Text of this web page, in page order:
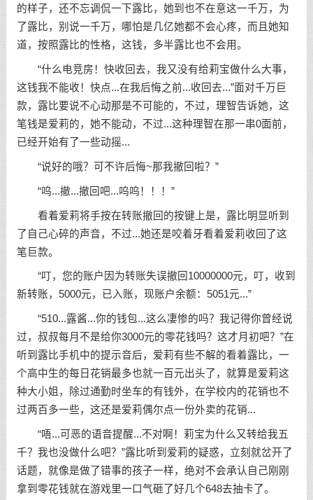
的样子，还不忘调侃一下露比，她到也不在意这一千万，为
了露比，别说一千万，哪怕是几亿她都不会心疼，而且她知
道，按照露比的性格，这钱，多半露比也不会用。
“什么电竞房！快收回去，我又没有给莉宝做什么大事，
这钱我不能收！快点...在我后悔之前...收回去...”面对千万巨
款，露比要说不心动那是不可能的，不过，理智告诉她，这
笔钱是爱莉的，她不能动，不过...这种理智在那一串0面前，
已经开始有了一些动摇...
“说好的哦？可不许后悔~那我撤回啦？”
“呜...撤...撤回吧...呜呜！！！”
看着爱莉将手按在转账撤回的按键上是，露比明显听到
了自己心碎的声音，不过...她还是咬着牙看着爱莉收回了这
笔巨款。
“叮，您的账户因为转账失误撤回10000000元，叮，收到
新转账，5000元，已入账，现账户余额：5051元...”
“510...露酱...你的钱包...这么凄惨的吗？我记得你曾经说
过，叔叔每月不是给你3000元的零花钱吗？这才月初吧？”在
听到露比手机中的提示音后，爱莉有些不解的看着露比，一
个高中生的每日花销最多也就一百元出头了，就算是爱莉这
种大小姐，除过通勤时坐车的有钱外，在学校内的花销也不
过两百多一些，这还是爱莉偶尔点一份外卖的花销...
“唔...可恶的语音提醒...不对啊！莉宝为什么又转给我五
千？我也没做什么吧？”露比听到爱莉的疑惑，立刻就岔开了
话题，就像是做了错事的孩子一样，绝对不会承认自己刚刚
拿到零花钱就在游戏里一口气砸了好几个648去抽卡了。